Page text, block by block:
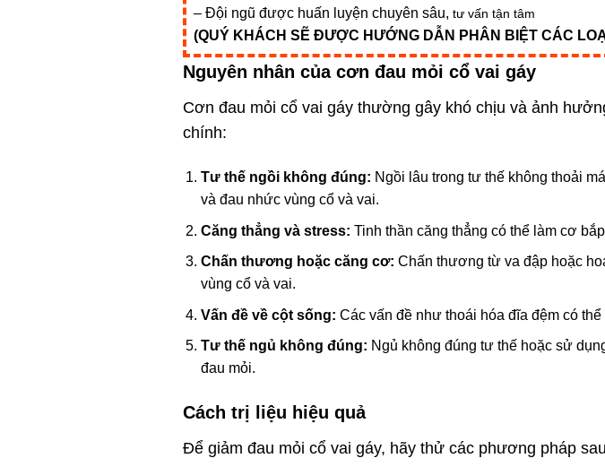
– Đội ngũ được huấn luyện chuyên sâu, tư vấn tận tâm
(QUÝ KHÁCH SẼ ĐƯỢC HƯỚNG DẪN PHÂN BIỆT CÁC
Nguyên nhân của cơn đau mỏi cổ vai gáy
Cơn đau mỏi cổ vai gáy thường gây khó chịu và ảnh
chính:
Tư thế ngồi không đúng: Ngồi lâu trong tư thế không thoải
và đau nhức vùng cổ và vai.
Căng thẳng và stress: Tinh thần căng thẳng có thể làm cơ
Chấn thương hoặc căng cơ: Chấn thương từ va đập hoặc
vùng cổ và vai.
Vấn đề về cột sống: Các vấn đề như thoái hóa đĩa đệm có
Tư thế ngủ không đúng: Ngủ không đúng tư thế hoặc sử
đau mỏi.
Cách trị liệu hiệu quả
Để giảm đau mỏi cổ vai gáy, hãy thử các phương pháp